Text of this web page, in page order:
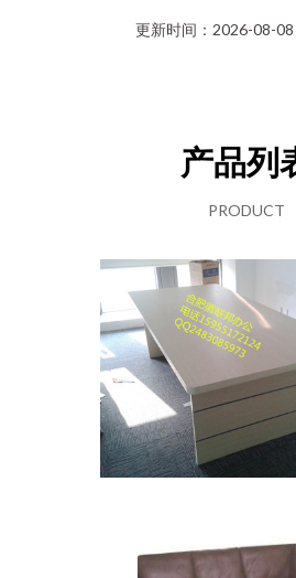
更新时间：2026-08-08
产品列
PRODUCT